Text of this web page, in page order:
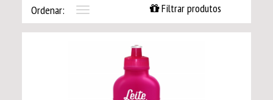
Ordenar:
Toggle
navigation
Filtrar produtos